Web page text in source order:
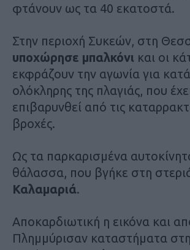
φτάνουν ως τα 40 εκατοστά.
Στην περιοχή Συκεών, στη
υποχώρησε μπαλκόνι και οι
εκφράζουν την αγωνία για
ολόκληρης της πλαγιάς, που
επιβαρυνθεί από τις
βροχές.
Ως τα παρκαρισμένα
θάλασσα, που βγήκε στη
Καλαμαριά.
Αποκαρδιωτική η εικόνα και
Πλημμύρισαν καταστήματα